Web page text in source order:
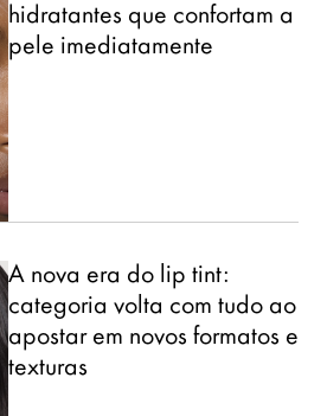
hidratantes que confortam a
pele imediatamente
A nova era do lip tint:
categoria volta com tudo ao
apostar em novos formatos e
texturas